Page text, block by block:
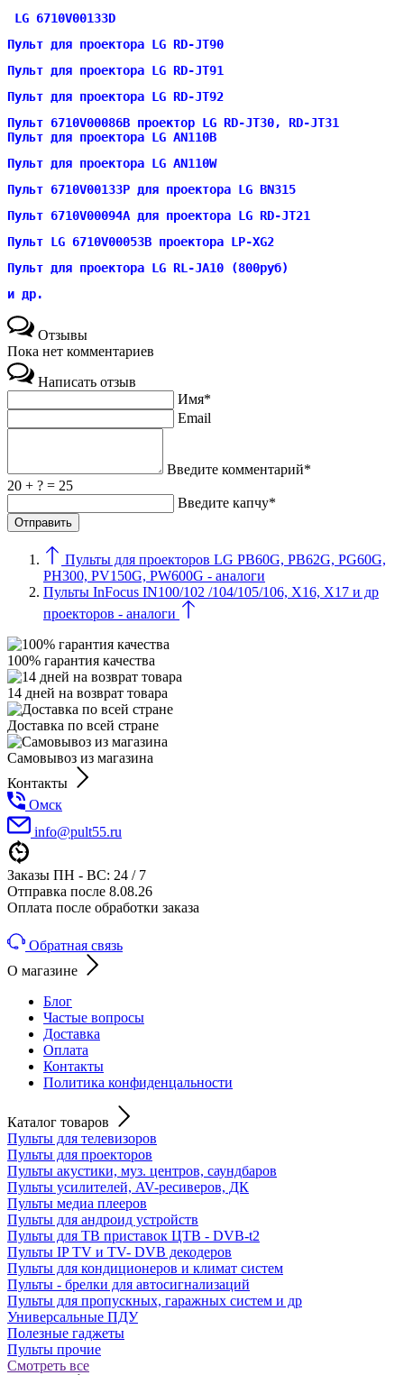
LG 6710V00133D
Пульт для проектора LG RD-JT90
Пульт для проектора LG RD-JT91
Пульт для проектора LG RD-JT92
Пульт 6710V00086B проектор LG RD-JT30, RD-JT31
Пульт для проектора LG AN110B
Пульт для проектора LG AN110W
Пульт 6710V00133P для проектора LG BN315
Пульт 6710V00094A для проектора LG RD-JT21
Пульт LG 6710V00053B проектора LP-XG2
Пульт для проектора LG RL-JA10 (800руб)
и др.
Отзывы
Пока нет комментариев
Написать отзыв
Имя*
Email
Введите комментарий*
20 + ? = 25
Введите капчу*
Пульты для проекторов LG PB60G, PB62G, PG60G,
PH300, PV150G, PW600G - аналоги
Пульты InFocus IN100/102 /104/105/106, X16, X17 и др
проекторов - аналоги
100% гарантия качества
14 дней на возврат товара
Доставка по всей стране
Самовывоз из магазина
Контакты
Омск
info@pult55.ru
Заказы ПН - ВС: 24 / 7
Отправка после 8.08.26
Оплата после обработки заказа
Обратная связь
О магазине
Блог
Частые вопросы
Доставка
Оплата
Контакты
Политика конфиденцальности
Каталог товаров
Пульты для телевизоров
Пульты для проекторов
Пульты акустики, муз. центров, саундбаров
Пульты усилителей, AV-ресиверов, ДК
Пульты медиа плееров
Пульты для андроид устройств
Пульты для ТВ приставок ЦТВ - DVB-t2
Пульты IP TV и TV- DVB декодеров
Пульты для кондиционеров и климат систем
Пульты - брелки для автосигнализаций
Пульты для пропускных, гаражных систем и др
Универсальные ПДУ
Полезные гаджеты
Пульты прочие
Смотреть все